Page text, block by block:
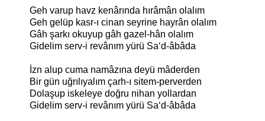
Geh varup havz kenârında hırâmân olalım
Geh gelüp kasr-ı cinan seyrine hayrân olalım
Gâh şarkı okuyup gâh gazel-hân olalım
Gidelim serv-i revânım yürü Sa‘d-âbâda
İzn alup cuma namâzına deyü mâderden
Bir gün uğrılıyalım çarh-ı sitem-perverden
Dolaşup iskeleye doğru nihan yollardan
Gidelim serv-i revânım yürü Sa‘d-âbâda